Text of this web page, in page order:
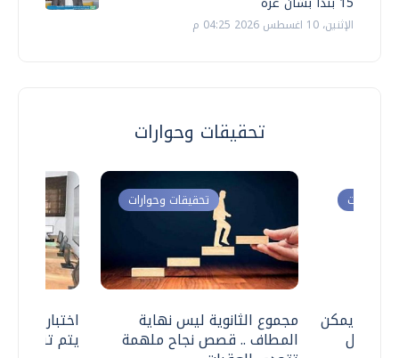
الإثنين، 10 اغسطس 2026 04:25 م
تحقيقات وحوارات
اختبارات
يتم
تحقيقات وحوارات
مجموع الثانوية ليس نهاية
المطاف .. قصص نجاح ملهمة
وحوارات
.. هل يمكن
نتعامل